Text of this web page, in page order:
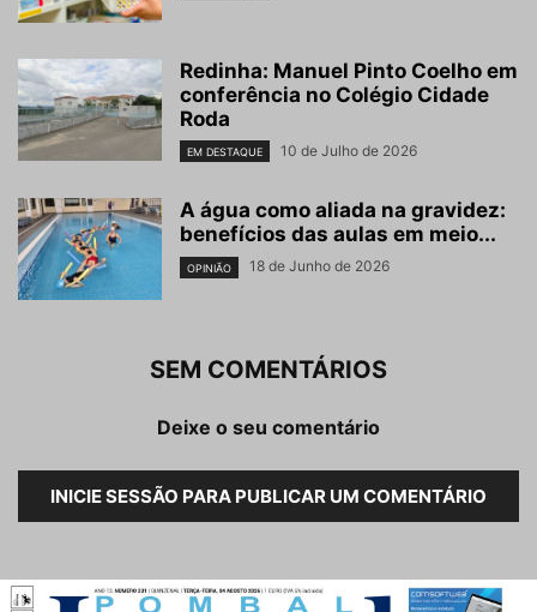
Redinha: Manuel Pinto Coelho em
conferência no Colégio Cidade
Roda
EM DESTAQUE 10 de Julho de 2026
A água como aliada na gravidez:
benefícios das aulas em meio...
OPINIÃO 18 de Junho de 2026
SEM COMENTÁRIOS
Deixe o seu comentário
INICIE SESSÃO PARA PUBLICAR UM COMENTÁRIO